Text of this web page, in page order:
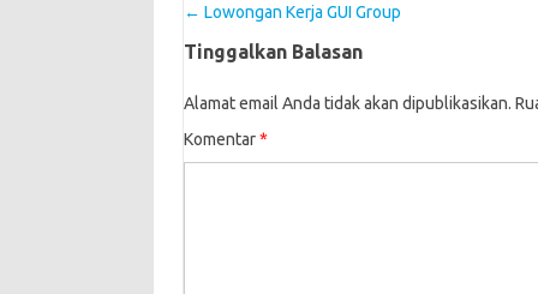
Post navigation
← Lowongan Kerja GUI Group
Tinggalkan Balasan
Alamat email Anda tidak akan dipublikasikan.
Komentar*